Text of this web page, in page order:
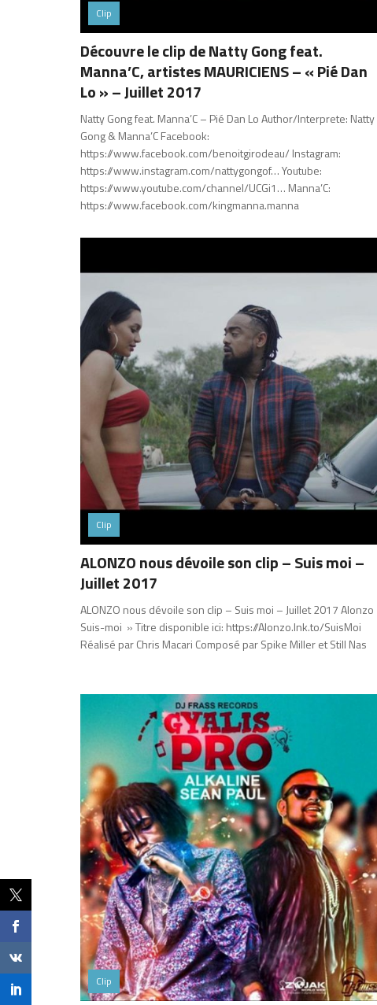
Clip
Découvre le clip de Natty Gong feat.
Manna’C, artistes MAURICIENS – « Pié Dan
Lo » – Juillet 2017
Natty Gong feat. Manna’C – Pié Dan Lo Author/Interprete: Natty
Gong & Manna’C Facebook:
https://www.facebook.com/benoitgirodeau/ Instagram:
https://www.instagram.com/nattygongof… Youtube:
https://www.youtube.com/channel/UCGi1… Manna’C:
https://www.facebook.com/kingmanna.manna
Clip
ALONZO nous dévoile son clip – Suis moi –
Juillet 2017
ALONZO nous dévoile son clip – Suis moi – Juillet 2017
Suis-moi » Titre disponible ici: https://Alonzo.lnk.to/SuisMoi
Réalisé par Chris Macari Composé par Spike Miller et Still Nas
Clip